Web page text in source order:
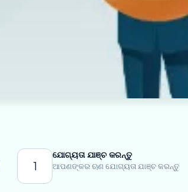
1
ଯୋଗ୍ୟତା ଯାଞ୍ଚ କରନ୍ତୁ
ଆପଣଙ୍କର ଋଣ ଯୋଗ୍ୟତା ଯାଞ୍ଚ କରନ୍ତୁ